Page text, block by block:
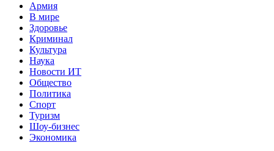
Армия
В мире
Здоровье
Криминал
Культура
Наука
Новости ИТ
Общество
Политика
Спорт
Туризм
Шоу-бизнес
Экономика